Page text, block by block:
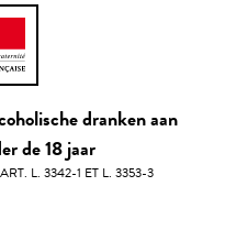
dranken aan
de 18 jaar
L. 3342-1 ET L. 3353-3